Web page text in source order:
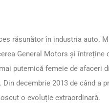
răsunător în industria auto.
General Motors și întreține
puternică femeie de afaceri
decembrie 2013 de când a
o evoluție extraordinară.